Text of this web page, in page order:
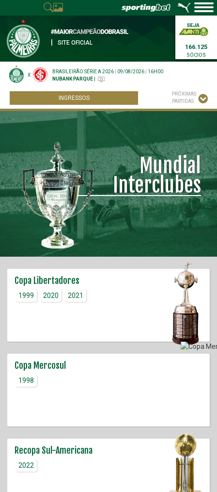
SITE OFICIAL
166.125
SÓCIOS
X
BRASILEIRÃO SÉRIE A 2026 09/08/2026
16H00
NUBANK PARQUE
INGRESSOS
PRÓXIMAS
PARTIDAS
Mundial
Interclubes
Copa Libertadores
1999 2020 2021
Copa Mercosul
1998
Recopa Sul-Americana
2022